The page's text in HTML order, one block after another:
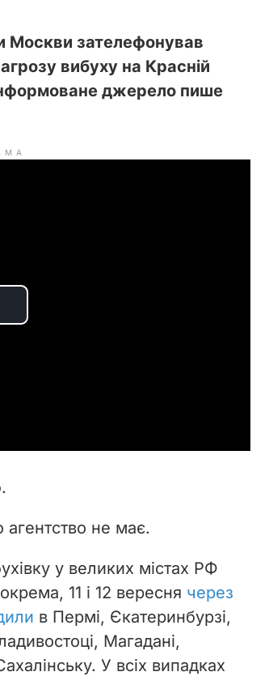
Москви зателефонував
вибуху на Красній
джерело пише
агентство не має.
у великих містах РФ
11 і 12 вересня через
в Пермі, Єкатеринбурзі,
Магадані,
У всіх випадках